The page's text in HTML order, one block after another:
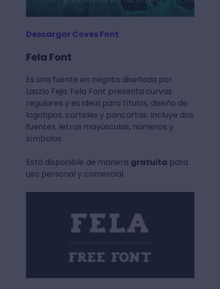
Descargar Coves Font
Fela Font
Es una fuente en negrita diseñada por
Laszlo Feja. Fela Font presenta curvas
regulares y es ideal para títulos, diseño de
logotipos, carteles y pancartas. Incluye dos
fuentes, letras mayúsculas, números y
símbolos.
Está disponible de manera gratuita para
uso personal y comercial.